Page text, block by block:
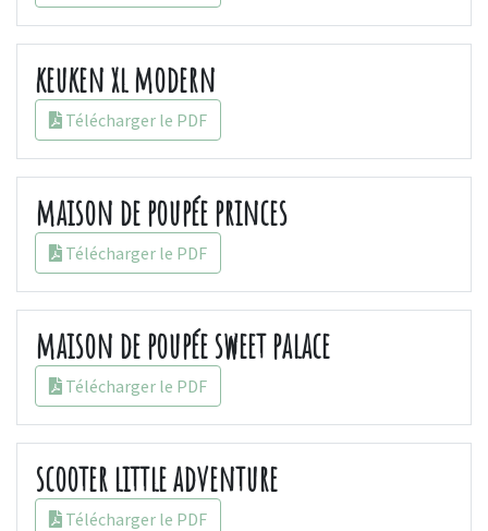
keuken xl modern
Télécharger le PDF
maison de poupée princes
Télécharger le PDF
maison de poupée sweet palace
Télécharger le PDF
scooter little adventure
Télécharger le PDF